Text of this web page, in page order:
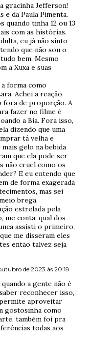
gracinha Jefferson!
e da Paula Pimenta.
tinha 12 ou 13
com as histórias.
eu já não sinto
que não sou o
bem. Mesmo
a Xuxa e suas
forma como
Achei a reação
fora de proporção. A
fazer no filme é
a Bia. Fora isso,
dizendo que uma
tá velha e
gelo na bebida
que ela pode ser
não cruel como os
E eu entendo que
de forma exagerada
mas sei
brega.
estrelada pela
me conta: qual dos
assisti o primeiro,
me disseram eles
então talvez seja
de 2023 às 20:18
a gente não é
reconhecer isso,
aproveitar
gostosinha como
também foi pra
todas aos